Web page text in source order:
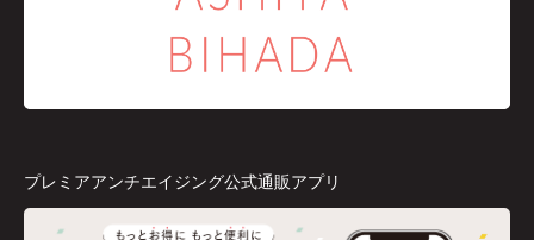
プレミアアンチエイジング公式通販アプリ